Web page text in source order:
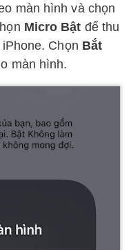
màn hình và chọn
Micro Bật để thu
Chọn Bắt
màn hình.